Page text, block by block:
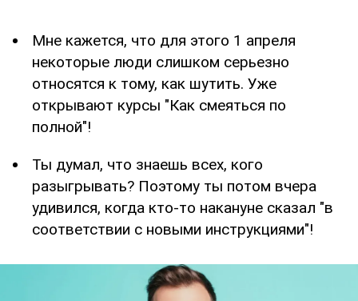
Мне кажется, что для этого 1 апреля
некоторые люди слишком серьезно
относятся к тому, как шутить. Уже
открывают курсы "Как смеяться по
полной"!
Ты думал, что знаешь всех, кого
разыгрывать? Поэтому ты потом вчера
удивился, когда кто-то накануне сказал "в
соответствии с новыми инструкциями"!